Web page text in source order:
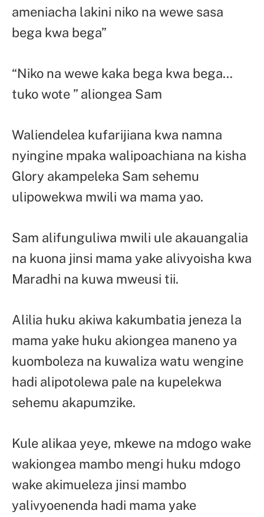
ameniacha lakini niko na wewe sasa
bega kwa bega”
“Niko na wewe kaka bega kwa bega…
tuko wote ” aliongea Sam
Waliendelea kufarijiana kwa namna
nyingine mpaka walipoachiana na kisha
Glory akampeleka Sam sehemu
ulipowekwa mwili wa mama yao.
Sam alifunguliwa mwili ule akauangalia
na kuona jinsi mama yake alivyoisha kwa
Maradhi na kuwa mweusi tii.
Alilia huku akiwa kakumbatia jeneza la
mama yake huku akiongea maneno ya
kuomboleza na kuwaliza watu wengine
hadi alipotolewa pale na kupelekwa
sehemu akapumzike.
Kule alikaa yeye, mkewe na mdogo wake
wakiongea mambo mengi huku mdogo
wake akimueleza jinsi mambo
yalivyoenenda hadi mama yake